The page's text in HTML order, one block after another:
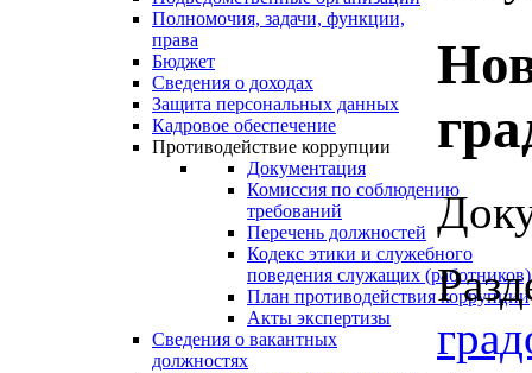
Полномочия, задачи, функции,
права
Бюджет
Сведения о доходах
Защита персональных данных
Кадровое обеспечение
Противодействие коррупции
Документация
Комиссия по соблюдению
требований
Перечень должностей
Кодекс этики и служебного
поведения служащих (работников)
План противодействия коррупции
Акты экспертизы
Сведения о вакантных
должностях